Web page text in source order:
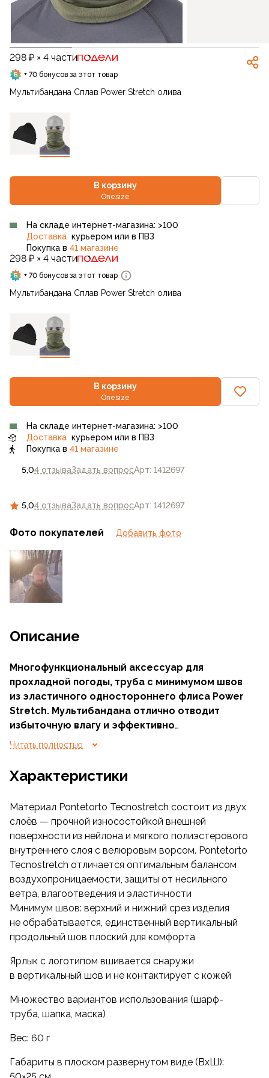
298 ₽ × 4 части
+ 70 бонусов за этот товар
Мультибандана Сплав Power Stretch олива
В корзину
Onesize
5,04 отзываЗадать вопросАрт: 1412697
На складе интернет-магазина: >100
Доставка курьером или в ПВЗ
Покупка в 41 магазине
298 ₽ × 4 части
+ 70 бонусов за этот товар
Мультибандана Сплав Power Stretch олива
В корзину
Onesize
5,04 отзываЗадать вопросАрт: 1412697
На складе интернет-магазина: >100
Доставка курьером или в ПВЗ
Покупка в 41 магазине
Фото покупателей Добавить фото
Описание
Многофункциональный аксессуар для
прохладной погоды, труба с минимумом швов
из эластичного одностороннего флиса Power
Stretch. Мультибандана отлично отводит
избыточную влагу и эффективно
поддерживает температурный режим
нагрузках. Одинаково хорошо подходит
туристам и вооруженным профессионалам.
Внимание! С 2019 года мультибандана в цвете
«олива» специально для военных и силовых
структур выпускается с приглушенным
вшитым ярлыком защитного цвета.
Читать полностью
Характеристики
Материал Pontetorto Tecnostretch состоит из двух
слоёв — прочной износостойкой внешней
поверхности из нейлона и мягкого полиэстерового
внутреннего слоя с велюровым ворсом. Pontetorto
Tecnostretch отличается оптимальным балансом
воздухопроницаемости, защиты от несильного
ветра, влагоотведения и эластичности
Минимум швов: верхний и нижний срез изделия
не обрабатывается, единственный вертикальный
продольный шов плоский для комфорта
Ярлык с логотипом вшивается снаружи
в вертикальный шов и не контактирует с кожей
Множество вариантов использования (шарф-
труба, шапка, маска)
Вес: 60 г
Габариты в плоском развернутом виде (ВxШ):